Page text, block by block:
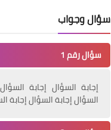
سؤال وجواب
سؤال رقم 1
إجابة السؤال إجابة
السؤال إجابة السؤال إجابة